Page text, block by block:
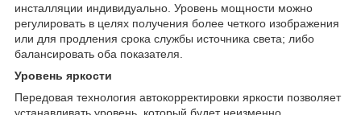
инсталляции индивидуально. Уровень мощности можно
регулировать в целях получения более четкого изображения
или для продления срока службы источника света; либо
балансировать оба показателя.
Уровень яркости
Передовая технология автокорректировки яркости позволяет